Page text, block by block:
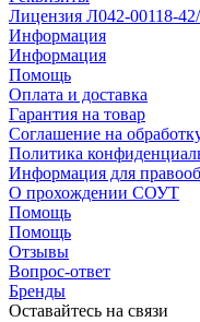
Лицензия Л042-00118-
Информация
Информация
Помощь
Оплата и доставка
Гарантия на товар
Соглашение на
Политика
Информация для
О прохождении СОУТ
Помощь
Помощь
Отзывы
Вопрос-ответ
Бренды
Оставайтесь на связи